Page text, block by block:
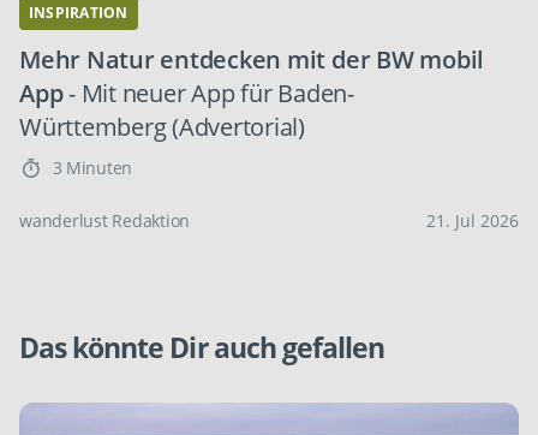
INSPIRATION
Mehr Natur entdecken mit der BW mobil
App- Mit neuer App für Baden-
Württemberg (Advertorial)
3 Minuten
wanderlust Redaktion 21. Jul 2026
Das könnte Dir auch gefallen